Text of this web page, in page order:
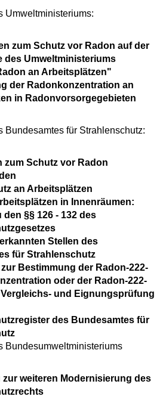
Umweltministeriums:
zum Schutz vor Radon auf der
des Umweltministeriums
an Arbeitsplätzen"
der Radonkonzentration an
in Radonvorsorgegebieten
Bundesamtes für Strahlenschutz:
zum Schutz vor Radon
an Arbeitsplätzen
in Innenräumen:
den §§ 126 - 132 des
Stellen des
für Strahlenschutz
zur Bestimmung der Radon-222-
oder der Radon-222-
und Eignungsprüfung
des Bundesamtes für
Bundesumweltministeriums
weiteren Modernisierung des